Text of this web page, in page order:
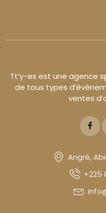
Tt’y-es est une agence
de tous types
ventes
Angré,
+225